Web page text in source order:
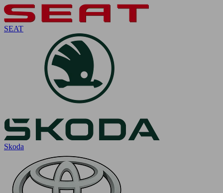
SEAT
Skoda